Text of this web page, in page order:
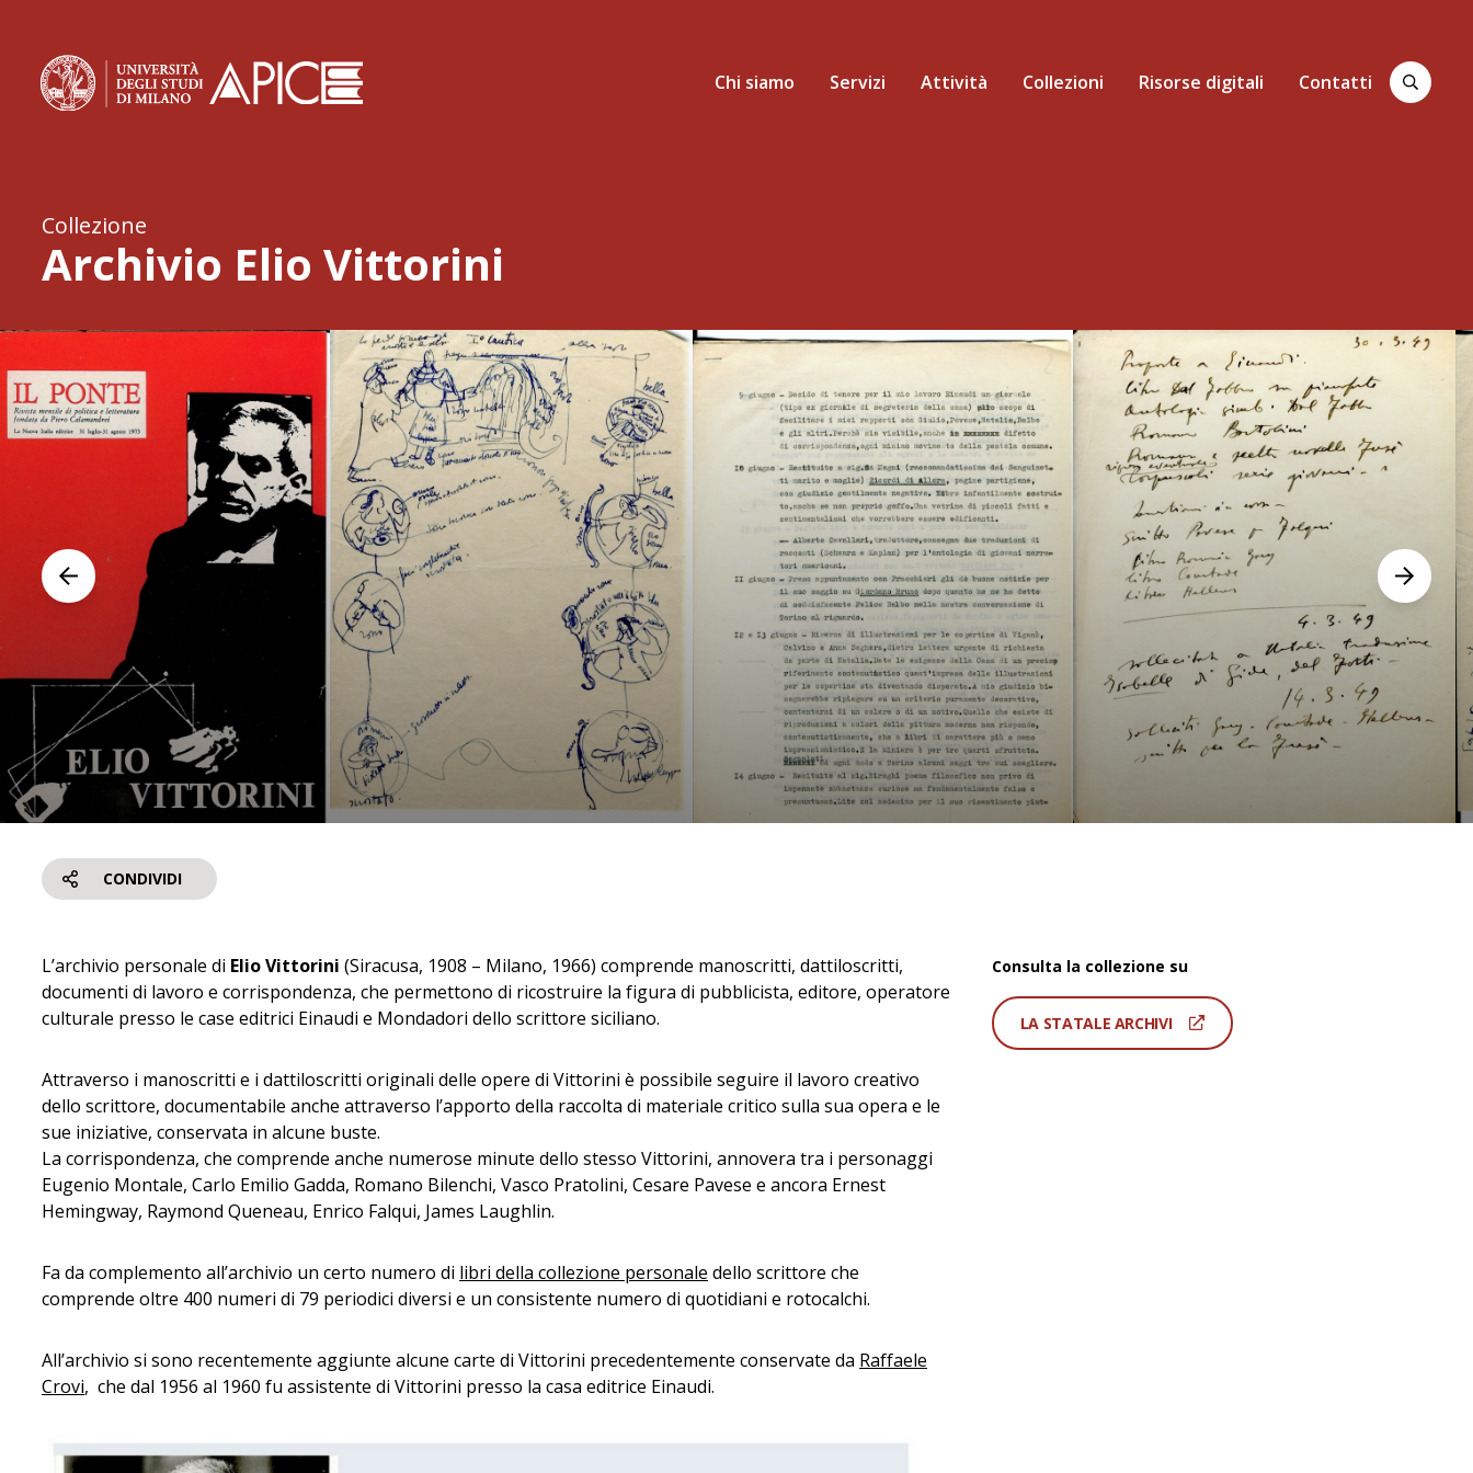
Chi siamo Servizi Attività Collezioni Risorse digitali Contatti Cerca
Collezione
Archivio Elio Vittorini
Precedente
CONDIVIDI
L’archivio personale di Elio Vittorini (Siracusa, 1908 – Milano, 1966) comprende manoscritti, dattiloscritti,
documenti di lavoro e corrispondenza, che permettono di ricostruire la figura di pubblicista, editore, operatore
culturale presso le case editrici Einaudi e Mondadori dello scrittore siciliano.
Attraverso i manoscritti e i dattiloscritti originali delle opere di Vittorini è possibile seguire il lavoro creativo
dello scrittore, documentabile anche attraverso l’apporto della raccolta di materiale critico sulla sua opera e le
sue iniziative, conservata in alcune buste.
La corrispondenza, che comprende anche numerose minute dello stesso Vittorini, annovera tra i personaggi
Eugenio Montale, Carlo Emilio Gadda, Romano Bilenchi, Vasco Pratolini, Cesare Pavese e ancora Ernest
Hemingway, Raymond Queneau, Enrico Falqui, James Laughlin.
Fa da complemento all’archivio un certo numero di libri della collezione personale dello scrittore che
comprende oltre 400 numeri di 79 periodici diversi e un consistente numero di quotidiani e rotocalchi.
All’archivio si sono recentemente aggiunte alcune carte di Vittorini precedentemente conservate da Raffaele
Crovi, che dal 1956 al 1960 fu assistente di Vittorini presso la casa editrice Einaudi.
Consulta la collezione su
LA STATALE ARCHIVI